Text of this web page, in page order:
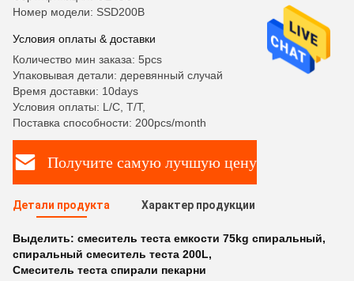
Номер модели: SSD200B
Условия оплаты & доставки
Количество мин заказа: 5pcs
Упаковывая детали: деревянный случай
Время доставки: 10days
Условия оплаты: L/C, T/T,
Поставка способности: 200pcs/month
Получите самую лучшую цену
Детали продукта Характер продукции
Выделить: смеситель теста емкости 75kg спиральный,
спиральный смеситель теста 200L,
Смеситель теста спирали пекарни